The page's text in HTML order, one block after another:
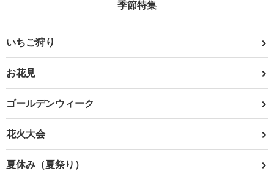
季節特集
いちご狩り
お花見
ゴールデンウィーク
花火大会
夏休み（夏祭り）